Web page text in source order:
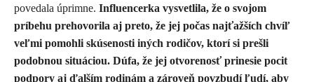
povedala úprimne. Influencerka vysvetlila, že o svojom
príbehu prehovorila aj preto, že jej počas najťažších chvíľ
veľmi pomohli skúsenosti iných rodičov, ktorí si prešli
podobnou situáciou. Dúfa, že jej otvorenosť prinesie pocit
podpory aj ďalším rodinám a zároveň povzbudí ľudí, aby